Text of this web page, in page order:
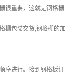
很重要，这就是钢格
栅包装交货,钢格栅的
序进行。接到钢格板